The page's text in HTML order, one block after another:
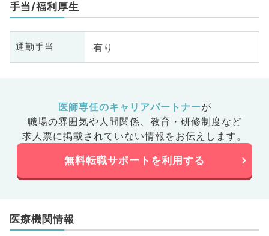
手当/福利厚生
通勤手当 有り
医師専任のキャリアパートナーが
職場の雰囲気や人間関係、 教育・研修制度など
求人票に掲載されていない情報をお伝えします。
無料転職サポートを利用する
医療機関情報